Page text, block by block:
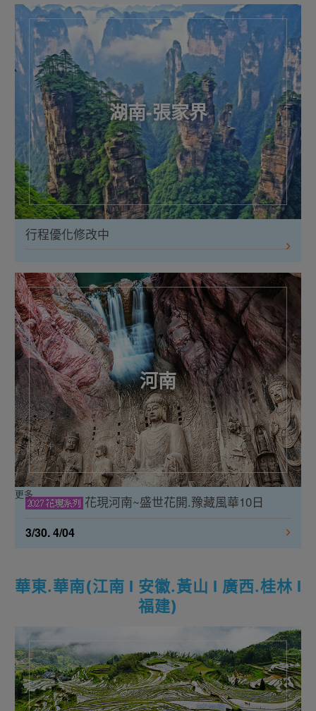
湖南-張家界
行程優化修改中
河南
花現河南~盛世花開.豫藏風華10日
3/30. 4/04
更多
華東.華南(江南 l 安徽.黃山 l 廣西.桂林 l
福建)